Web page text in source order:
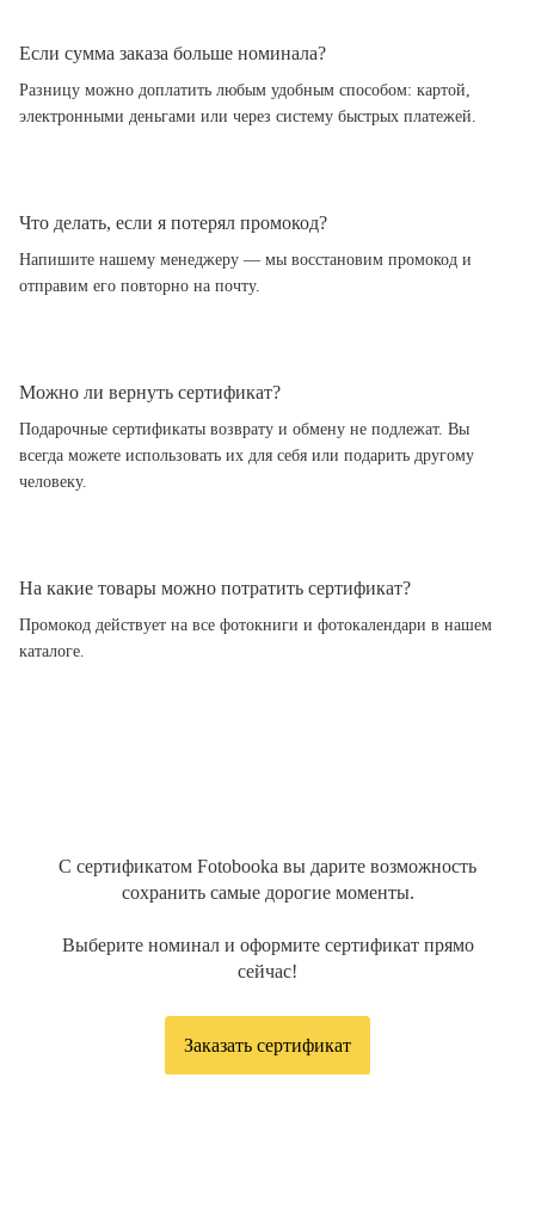
Если сумма заказа больше номинала?
Разницу можно доплатить любым удобным способом: картой,
электронными деньгами или через систему быстрых платежей.
Что делать, если я потерял промокод?
Напишите нашему менеджеру — мы восстановим промокод и
отправим его повторно на почту.
Можно ли вернуть сертификат?
Подарочные сертификаты возврату и обмену не подлежат. Вы
всегда можете использовать их для себя или подарить другому
человеку.
На какие товары можно потратить сертификат?
Промокод действует на все фотокниги и фотокалендари в нашем
каталоге.
С сертификатом Fotobooka вы дарите возможность
сохранить самые дорогие моменты.
Выберите номинал и оформите сертификат прямо
сейчас!
Заказать сертификат